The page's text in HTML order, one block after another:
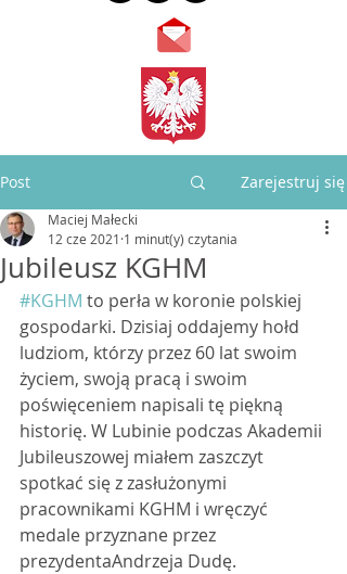
Post Zarejestruj się
Jubileusz KGHM
Maciej Małecki
12 cze 2021 1 minut(y) czytania
#KGHM to perła w koronie polskiej
gospodarki. Dzisiaj oddajemy hołd
ludziom, którzy przez 60 lat swoim
życiem, swoją pracą i swoim
poświęceniem napisali tę piękną
historię. W Lubinie podczas Akademii
Jubileuszowej miałem zaszczyt
spotkać się z zasłużonymi
pracownikami KGHM i wręczyć
medale przyznane przez
prezydentaAndrzeja Dudę.